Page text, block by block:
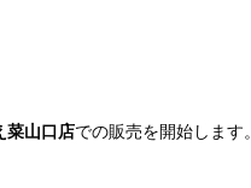
菜山口店での販売を開始します。